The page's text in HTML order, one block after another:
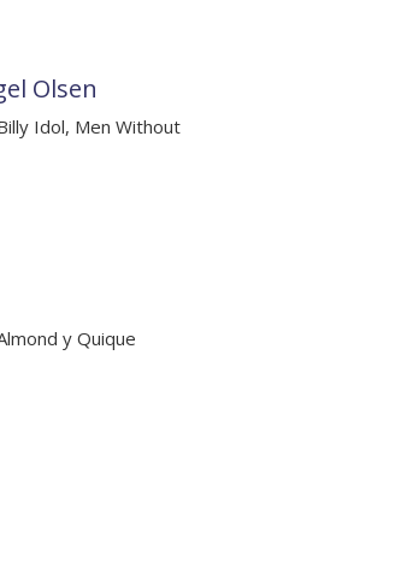
Olsen
Idol, Men Without
y Quique